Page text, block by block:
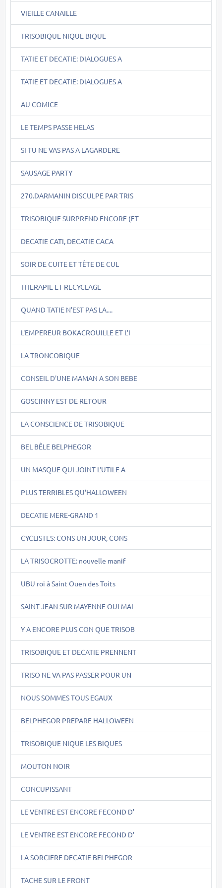
VIEILLE CANAILLE
TRISOBIQUE NIQUE BIQUE
TATIE ET DECATIE: DIALOGUES A
TATIE ET DECATIE: DIALOGUES A
AU COMICE
LE TEMPS PASSE HELAS
SI TU NE VAS PAS A LAGARDERE
SAUSAGE PARTY
270.DARMANIN DISCULPE PAR TRIS
TRISOBIQUE SURPREND ENCORE (ET
DECATIE CATI, DECATIE CACA
SOIR DE CUITE ET TÊTE DE CUL
THERAPIE ET RECYCLAGE
QUAND TATIE N'EST PAS LA....
L'EMPEREUR BOKACROUILLE ET L'I
LA TRONCOBIQUE
CONSEIL D'UNE MAMAN A SON BEBE
GOSCINNY EST DE RETOUR
LA CONSCIENCE DE TRISOBIQUE
BEL BÊLE BELPHEGOR
UN MASQUE QUI JOINT L'UTILE A
PLUS TERRIBLES QU'HALLOWEEN
DECATIE MERE-GRAND 1
CYCLISTES: CONS UN JOUR, CONS
LA TRISOCROTTE: nouvelle manif
UBU roi à Saint Ouen des Toits
SAINT JEAN SUR MAYENNE OUI MAI
Y A ENCORE PLUS CON QUE TRISOB
TRISOBIQUE ET DECATIE PRENNENT
TRISO NE VA PAS PASSER POUR UN
NOUS SOMMES TOUS EGAUX
BELPHEGOR PREPARE HALLOWEEN
TRISOBIQUE NIQUE LES BIQUES
MOUTON NOIR
CONCUPISSANT
LE VENTRE EST ENCORE FECOND D'
LE VENTRE EST ENCORE FECOND D'
LA SORCIERE DECATIE BELPHEGOR
TACHE SUR LE FRONT